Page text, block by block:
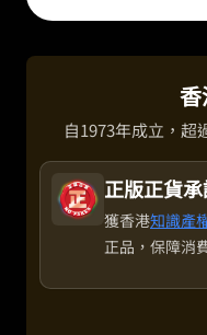
自1973年成立，
正版正貨
獲香港知識產
正品，保障消